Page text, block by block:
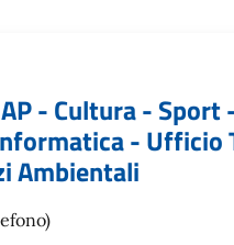
- Cultura - Sport
- Ufficio
Ambientali